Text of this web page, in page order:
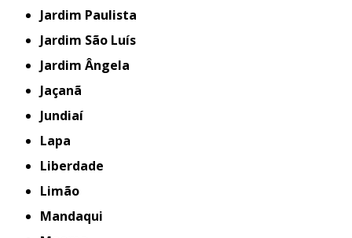
Jardim Paulista
Jardim São Luís
Jardim Ângela
Jaçanã
Jundiaí
Lapa
Liberdade
Limão
Mandaqui